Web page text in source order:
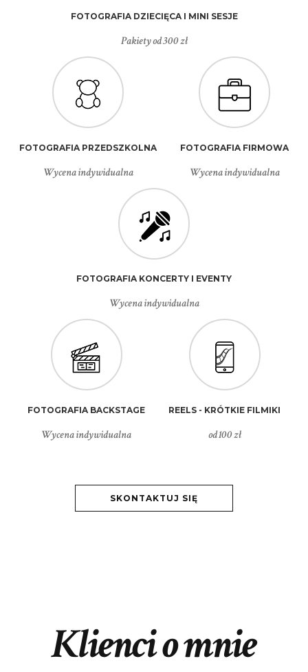
FOTOGRAFIA DZIECIĘCA I MINI SESJE
Pakiety od 300 zł
FOTOGRAFIA PRZEDSZKOLNA
Wycena indywidualna
FOTOGRAFIA FIRMOWA
Wycena indywidualna
FOTOGRAFIA KONCERTY I EVENTY
Wycena indywidualna
FOTOGRAFIA BACKSTAGE
Wycena indywidualna
REELS - KRÓTKIE FILMIKI
od 100 zł
SKONTAKTUJ SIĘ
Klienci o mnie